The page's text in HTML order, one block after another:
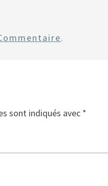
.
sont indiqués avec *